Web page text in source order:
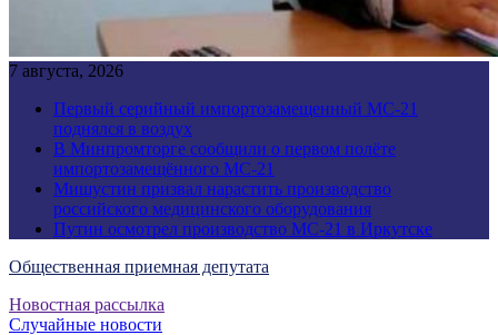
7 августа, 2026
Первый серийный импортозамещенный МС-21
поднялся в воздух
В Минпромторге сообщили о первом полёте
импортозамещённого МС-21
Мишустин призвал нарастить производство
российского медицинского оборудования
Путин осмотрел производство МС-21 в Иркутске
Общественная приемная депутата
Новостная рассылка
Случайные новости